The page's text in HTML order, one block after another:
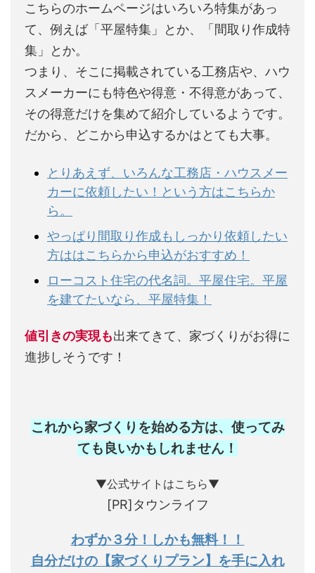
こちらのホームページはいろいろ特集があっ
て、例えば「平屋特集」とか、「間取り作成特
集」とか。
つまり、そこに掲載されている工務店や、ハウ
スメーカーにも特色や得意・不得意があって、
その得意だけを集めて紹介しているようです。
だから、どこから申込するかはとても大事。
とりあえず、いろんな工務店・ハウスメー
カーに依頼したい！という方はこちらか
ら。
やっぱり間取り作成もしっかり依頼したい
方ははこちらから申込がおすすめ！
ローコスト住宅の代名詞。平屋住宅。平屋
を建てたいなら、平屋特集！
値引きの実現も出来てきて、家づくりがお得に
進捗しそうです！
これから家づくりを始める方は、使ってみ
ても良いかもしれません ！
▼公式サイトはこちら▼
[PR]タウンライフ
わずか３分！しかも無料！！
自分だけの【家づくりプラン】を手に入れ